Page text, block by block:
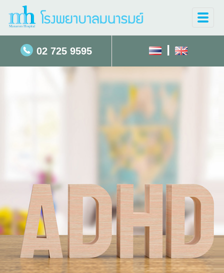
Toggle
02 725 9595 |